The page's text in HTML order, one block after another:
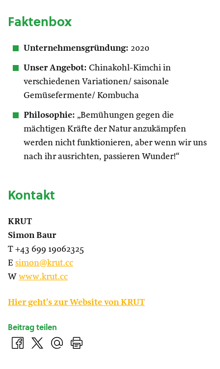
Faktenbox
Unternehmensgründung: 2020
Unser Angebot: Chinakohl-Kimchi in
verschiedenen Variationen/ saisonale
Gemüsefermente/ Kombucha
Philosophie: „Bemühungen gegen die
mächtigen Kräfte der Natur anzukämpfen
werden nicht funktionieren, aber wenn wir uns
nach ihr ausrichten, passieren Wunder!“
Kontakt
KRUT
Simon Baur
T +43 699 19062325
E simon@krut.cc
W www.krut.cc
Hier geht’s zur Website von KRUT
Beitrag teilen